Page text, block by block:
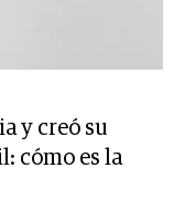
y creó su
cómo es la